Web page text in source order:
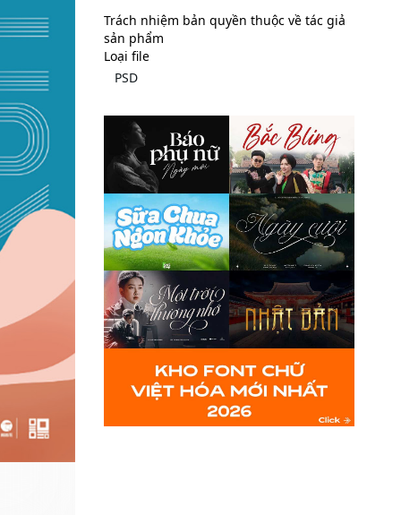
Trách nhiệm bản quyền thuộc về tác giả
sản phẩm
Loại file
PSD